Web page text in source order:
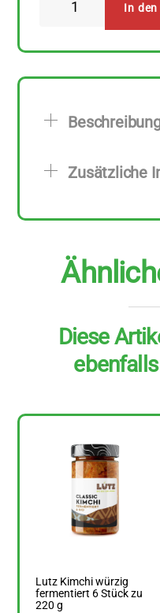
Salat
zu
ml
In
Zusätzliche
Diese
Lutz Kimchi würzig
fermentiert 6 Stück zu
220 g